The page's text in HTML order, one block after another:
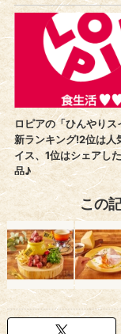
この